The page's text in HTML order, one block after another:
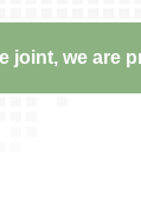
joint, we are